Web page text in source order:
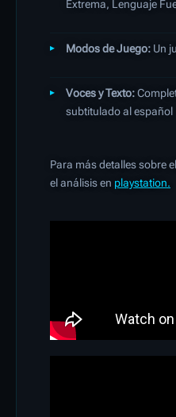
Extrema, Lenguaje
Modos de Juego: Un
Voces y Texto:
subtitulado al español
Para más detalles sobre
el análisis en playstation.